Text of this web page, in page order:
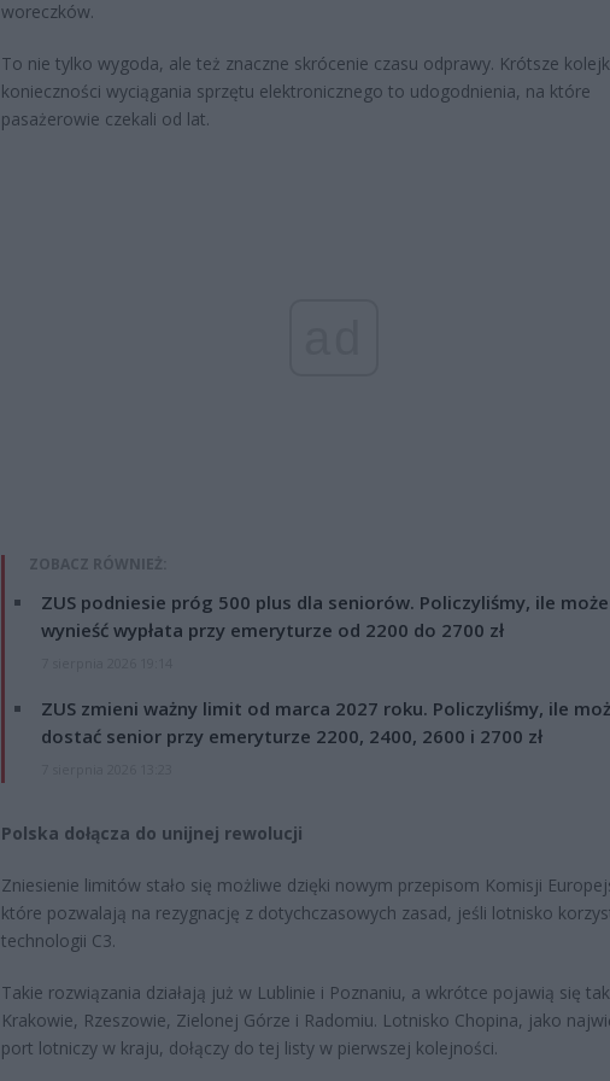
woreczków.
To nie tylko wygoda, ale też znaczne skrócenie czasu odprawy. Krótsze
konieczności wyciągania sprzętu elektronicznego to udogodnienia, na które
pasażerowie czekali od lat.
ZOBACZ RÓWNIEŻ:
ZUS podniesie próg 500 plus dla seniorów. Policzyliśmy, ile może
wynieść wypłata przy emeryturze od 2200 do 2700 zł
ZUS zmieni ważny limit od marca 2027 roku. Policzyliśmy, ile
dostać senior przy emeryturze 2200, 2400, 2600 i 2700 zł
Polska dołącza do unijnej rewolucji
Zniesienie limitów stało się możliwe dzięki nowym przepisom Komisji
które pozwalają na rezygnację z dotychczasowych zasad, jeśli lotnisko
technologii C3.
Takie rozwiązania działają już w Lublinie i Poznaniu, a wkrótce pojawią się
Krakowie, Rzeszowie, Zielonej Górze i Radomiu. Lotnisko Chopina, jako
port lotniczy w kraju, dołączy do tej listy w pierwszej kolejności.